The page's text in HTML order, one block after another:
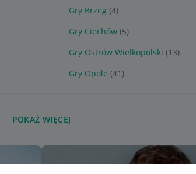
Gry Brzeg (4)
Gry Ciechów (5)
Gry Ostrów Wielkopolski (13)
Gry Opole (41)
POKAŻ WIĘCEJ